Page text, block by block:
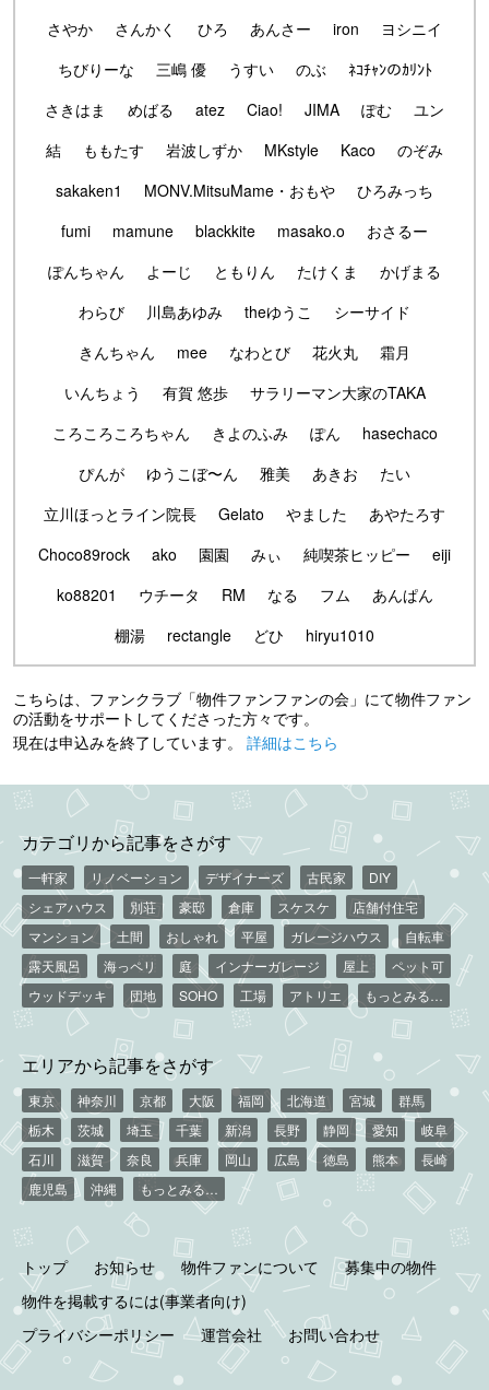
さやか
さんかく ひろ あんさー iron
ヨシニイ
ちびりーな
三嶋 優 うすい のぶ
ﾈｺﾁｬﾝのｶﾘﾝﾄ
さきはま
めばる atez Ciao! JIMA ぽむ
ユン
結
ももたす 岩波しずか MKstyle Kaco
のぞみ
sakaken1
MONV.MitsuMame・おもや
ひろみっち
fumi
mamune blackkite masako.o
おさるー
ぽんちゃん
よーじ ともりん たけくま
かげまる
わらび
川島あゆみ theゆうこ
シーサイド
きんちゃん
mee なわとび 花火丸
霜月
いんちょう
有賀 悠歩
サラリーマン大家のTAKA
ころころころちゃん
きよのふみ ぽん
hasechaco
ぴんが
ゆうこぼ〜ん 雅美 あきお
たい
立川ほっとライン院長
Gelato やました
あやたろす
Choco89rock
ako 園園 みぃ 純喫茶ヒッピー
eiji
ko88201
ウチータ RM なる フム
あんぱん
棚湯
rectangle どひ hiryu1010
こちらは、ファンクラブ「物件ファンファンの会」にて物件ファン
の活動をサポートしてくださった方々です。
現在は申込みを終了しています。 詳細はこちら
カテゴリから記事をさがす
一軒家 リノベーション デザイナーズ 古民家
DIY
シェアハウス
別荘 豪邸 倉庫 スケスケ
店舗付住宅
マンション
土間 おしゃれ 平屋 ガレージハウス
自転車
露天風呂
海っペリ 庭 インナーガレージ 屋上
ペット可
ウッドデッキ
団地 SOHO 工場 アトリエ もっとみる…
エリアから記事をさがす
東京 神奈川 京都 大阪 福岡 北海道 宮城
群馬
栃木
茨城 埼玉 千葉 新潟 長野 静岡 愛知
岐阜
石川
滋賀 奈良 兵庫 岡山 広島 徳島 熊本
長崎
鹿児島
沖縄 もっとみる…
トップ お知らせ 物件ファンについて
募集中の物件
物件を掲載するには(事業者向け)
プライバシーポリシー
運営会社 お問い合わせ